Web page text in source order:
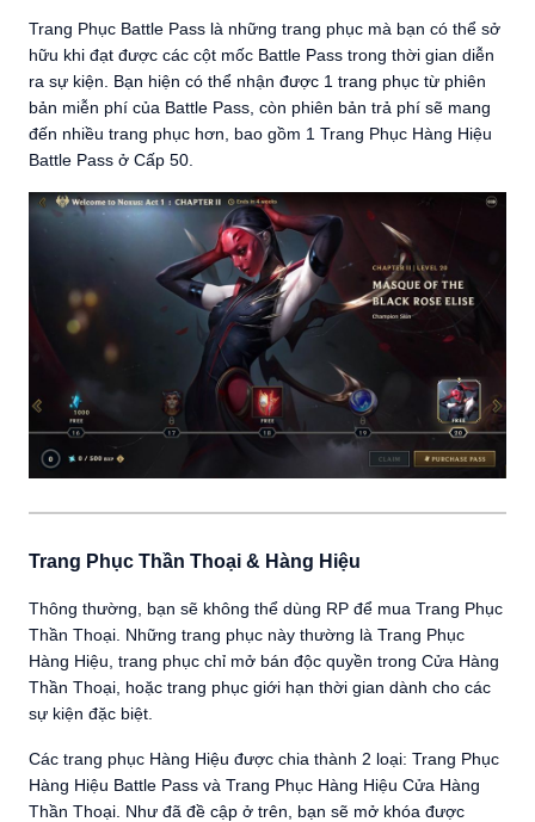
Trang Phục Battle Pass là những trang phục mà bạn có thể sở
hữu khi đạt được các cột mốc Battle Pass trong thời gian diễn
ra sự kiện. Bạn hiện có thể nhận được 1 trang phục từ phiên
bản miễn phí của Battle Pass, còn phiên bản trả phí sẽ mang
đến nhiều trang phục hơn, bao gồm 1 Trang Phục Hàng Hiệu
Battle Pass ở Cấp 50.
Trang Phục Thần Thoại & Hàng Hiệu
Thông thường, bạn sẽ không thể dùng RP để mua Trang Phục
Thần Thoại. Những trang phục này thường là Trang Phục
Hàng Hiệu, trang phục chỉ mở bán độc quyền trong Cửa Hàng
Thần Thoại, hoặc trang phục giới hạn thời gian dành cho các
sự kiện đặc biệt.
Các trang phục Hàng Hiệu được chia thành 2 loại: Trang Phục
Hàng Hiệu Battle Pass và Trang Phục Hàng Hiệu Cửa Hàng
Thần Thoại. Như đã đề cập ở trên, bạn sẽ mở khóa được